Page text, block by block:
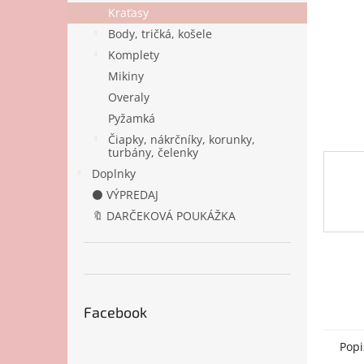
Kraťasy
Body, tričká, košele
Komplety
Mikiny
Overaly
Pyžamká
Čiapky, nákrčníky, korunky,
turbány, čelenky
Doplnky
⚫ VÝPREDAJ
🔖 DARČEKOVÁ POUKÁŽKA
Facebook